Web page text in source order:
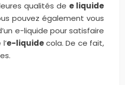
qualités de e liquide
pouvez également vous
e-liquide pour satisfaire
e-liquidecola. De ce fait,